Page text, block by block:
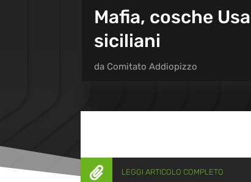
Mafia, cosche
siciliani
da Comitato Addiopizzo
 LEGGI ARTICOLO COMPLETO